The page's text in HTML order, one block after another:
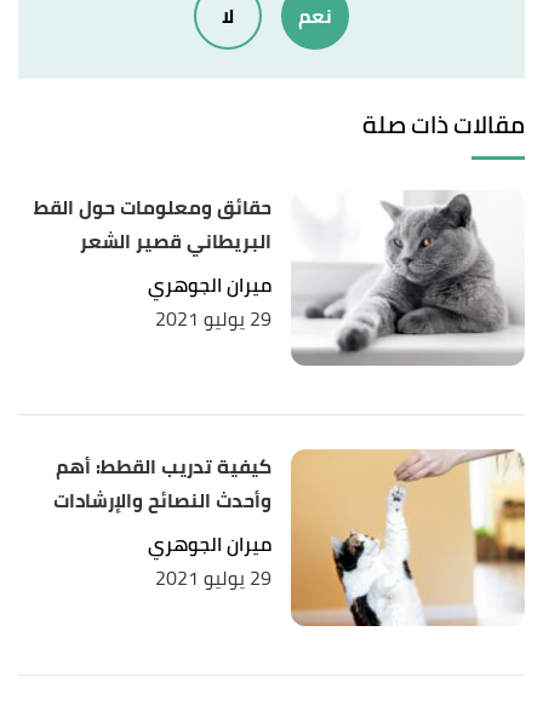
clearvuehealth, 15/2/2019, Retrieved 31/1/2021.
Edited.
wound,(often called blood poisoning). "Cat Bite
Injuries to Humans"
vcahospitals, Retrieved
31/1/2021. Edited.
↑
"Cat and Dog Bites"
,familydoctor, 11/6/2020,
Retrieved 31/1/2021. Edited.
↑
Brouhard Rod (27/1/2021),"How to Treat Cat
Bites and Scratches"
verywellhealth, Retrieved
31/1/2021. Edited.
نعم لا
مقالات ذات صلة
حقائق ومعلومات حول القط
البريطاني قصير الشعر
ميران الجوهري
29 يوليو 2021
كيفية تدريب القطط: أهم
وأحدث النصائح والإرشادات
ميران الجوهري
29 يوليو 2021